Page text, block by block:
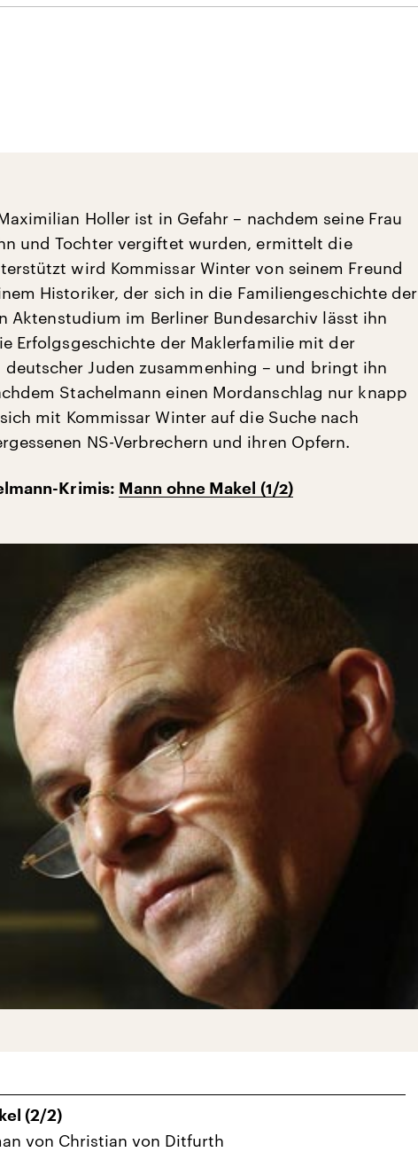
Holler ist in Gefahr – nachdem seine Frau
und Tochter vergiftet wurden, ermittelt die
wird Kommissar Winter von seinem Freund
Historiker, der sich in die Familiengeschichte der
Aktenstudium im Berliner Bundesarchiv lässt ihn
Erfolgsgeschichte der Maklerfamilie mit der
Juden zusammenhing – und bringt ihn
Stachelmann einen Mordanschlag nur knapp
mit Kommissar Winter auf die Suche nach
NS-Verbrechern und ihren Opfern.
Krimis: Mann ohne Makel (1/2)
(2/2)
von Christian von Ditfurth